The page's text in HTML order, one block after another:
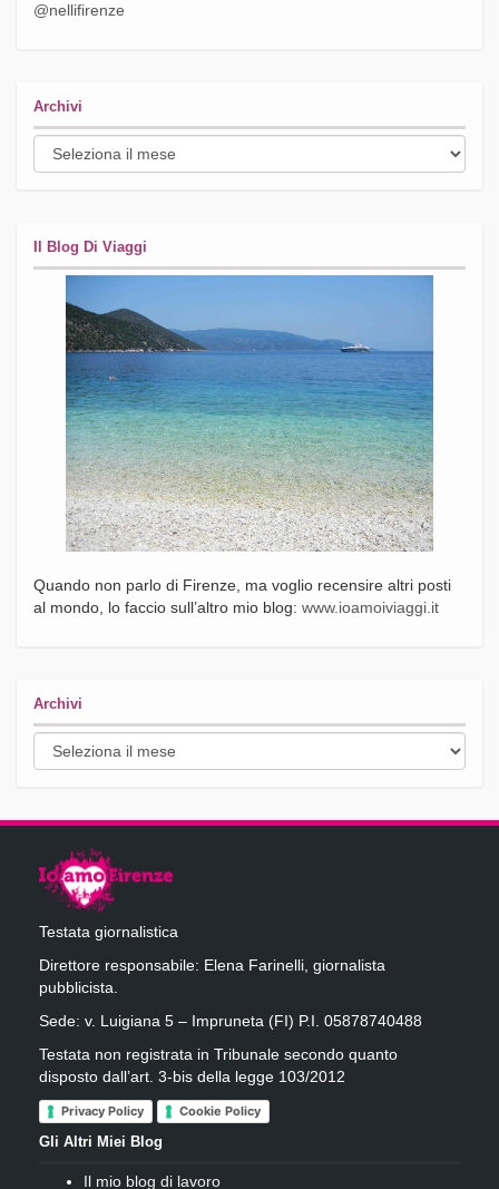
@nellifirenze
Archivi
Archivi
Il Blog Di Viaggi
Quando non parlo di Firenze, ma voglio recensire altri posti
al mondo, lo faccio sull’altro mio blog: www.ioamoiviaggi.it
Archivi
Archivi
Testata giornalistica
Direttore responsabile: Elena Farinelli, giornalista
pubblicista.
Sede: v. Luigiana 5 – Impruneta (FI) P.I. 05878740488
Testata non registrata in Tribunale secondo quanto
disposto dall’art. 3-bis della legge 103/2012
Privacy Policy Cookie Policy
Gli Altri Miei Blog
Il mio blog di lavoro